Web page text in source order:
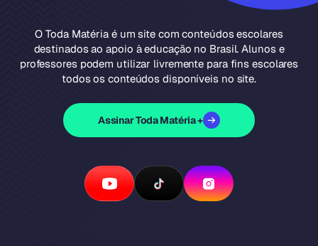
O Toda Matéria é um site com conteúdos escolares
destinados ao apoio à educação no Brasil. Alunos e
professores podem utilizar livremente para fins escolares
todos os conteúdos disponíveis no site.
Assinar Toda Matéria +